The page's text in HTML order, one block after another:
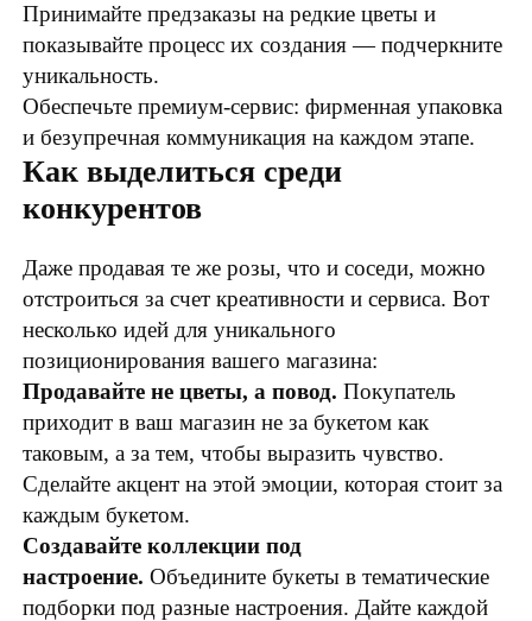
Принимайте предзаказы на редкие цветы и
показывайте процесс их создания — подчеркните
уникальность.
Обеспечьте премиум-сервис: фирменная упаковка
и безупречная коммуникация на каждом этапе.
Как выделиться среди
конкурентов
Даже продавая те же розы, что и соседи, можно
отстроиться за счет креативности и сервиса. Вот
несколько идей для уникального
позиционирования вашего магазина:
Продавайте не цветы, а повод. Покупатель
приходит в ваш магазин не за букетом как
таковым, а за тем, чтобы выразить чувство.
Сделайте акцент на этой эмоции, которая стоит за
каждым букетом.
Создавайте коллекции под
настроение. Объедините букеты в тематические
подборки под разные настроения. Дайте каждой